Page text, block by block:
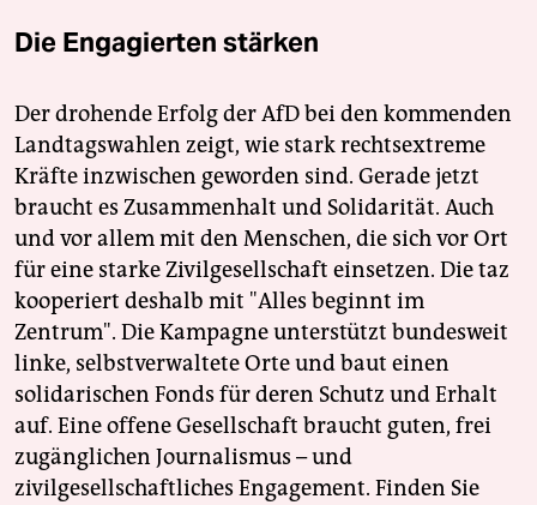
Die Engagierten stärken
Der drohende Erfolg der AfD bei den kommenden
Landtagswahlen zeigt, wie stark rechtsextreme
Kräfte inzwischen geworden sind. Gerade jetzt
braucht es Zusammenhalt und Solidarität. Auch
und vor allem mit den Menschen, die sich vor Ort
für eine starke Zivilgesellschaft einsetzen. Die taz
kooperiert deshalb mit "Alles beginnt im
Zentrum". Die Kampagne unterstützt bundesweit
linke, selbstverwaltete Orte und baut einen
solidarischen Fonds für deren Schutz und Erhalt
auf. Eine offene Gesellschaft braucht guten, frei
zugänglichen Journalismus – und
zivilgesellschaftliches Engagement. Finden Sie